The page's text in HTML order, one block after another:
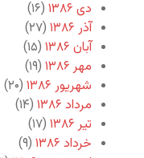
دی ۱۳۸۶
(۱۶)
آذر ۱۳۸۶
(۲۷)
آبان ۱۳۸۶
(۱۵)
مهر ۱۳۸۶
(۱۹)
شهریور ۱۳۸۶
(۲۰)
مرداد ۱۳۸۶
(۱۴)
تیر ۱۳۸۶
(۱۷)
خرداد ۱۳۸۶
(۹)